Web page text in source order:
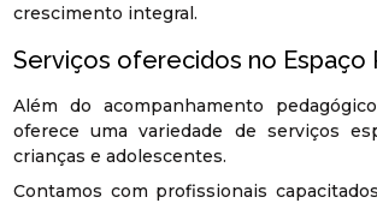
crescimento integral.
Serviços oferecidos no Espaço
Além do acompanhamento
oferece uma variedade de serviços
crianças e adolescentes.
Contamos com profissionais